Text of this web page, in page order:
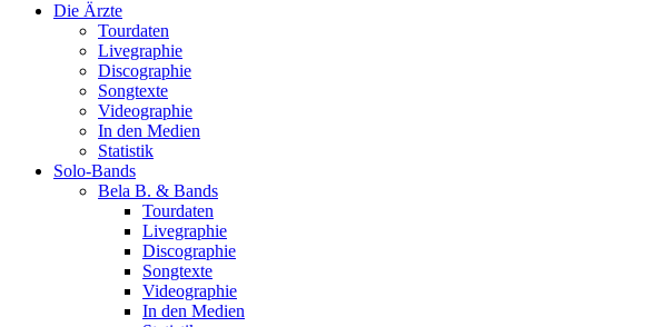
Die Ärzte
Tourdaten
Livegraphie
Discographie
Songtexte
Videographie
In den Medien
Statistik
Solo-Bands
Bela B. & Bands
Tourdaten
Livegraphie
Discographie
Songtexte
Videographie
In den Medien